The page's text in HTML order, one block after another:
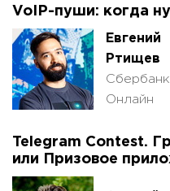
VoIP-пуши: когда
Евгений
Ртищев
Сбербанк
Онлайн
Telegram Contest.
или Призовое